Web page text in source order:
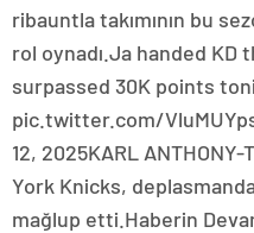
ribauntla takımının bu
rol oynadı.Ja handed KD
surpassed 30K points
pic.twitter.com/
12, 2025KARL ANTHONY-
York Knicks, deplasmanda
mağlup etti.Haberin